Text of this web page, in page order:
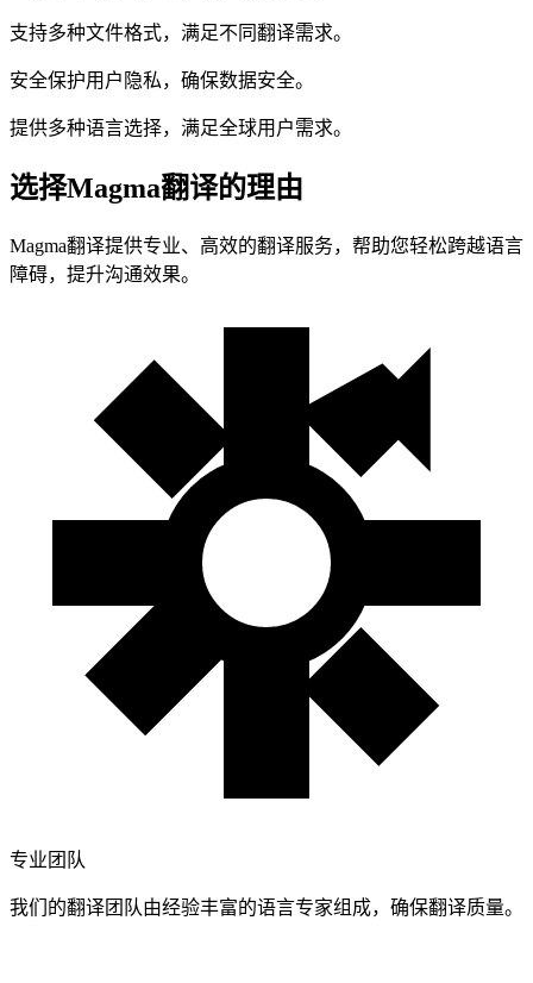
支持多种文件格式，满足不同翻译需求。
安全保护用户隐私，确保数据安全。
提供多种语言选择，满足全球用户需求。
选择Magma翻译的理由
Magma翻译提供专业、高效的翻译服务，帮助您轻松跨越语言
障碍，提升沟通效果。
专业团队
我们的翻译团队由经验丰富的语言专家组成，确保翻译质量。